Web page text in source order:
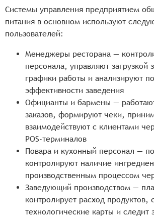
Системы управления предприятием
питания в основном используют
пользователей:
Менеджеры ресторана —
персонала, управляют
графики работы и анализируют
эффективности заведения
Официанты и бармены —
заказов, формируют чеки,
взаимодействуют с клиентами
POS-терминалов
Повара и кухонный персонал —
контролируют наличие
производственным процессом
Заведующий производством —
контролирует расход продуктов,
технологические карты и